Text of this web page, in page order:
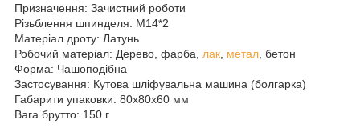
Призначення: Зачистний роботи
Різьблення шпинделя: М14*2
Матеріал дроту: Латунь
Робочий матеріал: Дерево, фарба, лак метал , бетон
Форма: Чашоподібна
Застосування: Кутова шліфувальна машина (болгарка)
Габарити упаковки: 80x80x60 мм
Вага брутто: 150 г